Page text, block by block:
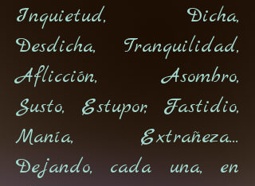
Inquietud, Dicha,
Desdicha, Tranquilidad,
Aflicción, Asombro,
Susto, Estupor, Fastidio,
Manía, Extrañeza...
Dejando, cada una, en